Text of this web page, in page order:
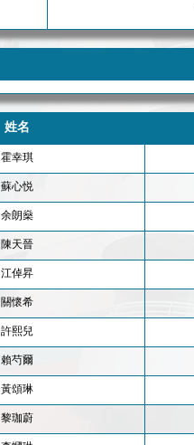
姓名
霍幸琪
蘇心悦
余朗燊
陳天晉
江倬昇
關懷希
許熙兒
賴芍爾
黃頌琳
黎珈蔚